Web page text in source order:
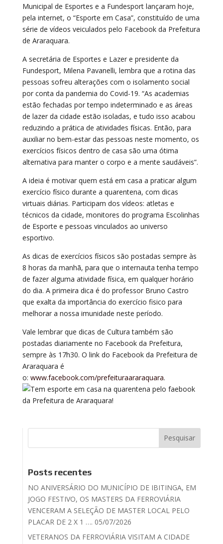
Municipal de Esportes e a Fundesport lançaram hoje,
pela internet, o “Esporte em Casa”, constituído de uma
série de vídeos veiculados pelo Facebook da Prefeitura
de Araraquara.
A secretária de Esportes e Lazer e presidente da
Fundesport, Milena Pavanelli, lembra que a rotina das
pessoas sofreu alterações com o isolamento social
por conta da pandemia do Covid-19. “As academias
estão fechadas por tempo indeterminado e as áreas
de lazer da cidade estão isoladas, e tudo isso acabou
reduzindo a prática de atividades físicas. Então, para
auxiliar no bem-estar das pessoas neste momento, os
exercícios físicos dentro de casa são uma ótima
alternativa para manter o corpo e a mente saudáveis”.
A ideia é motivar quem está em casa a praticar algum
exercício físico durante a quarentena, com dicas
virtuais diárias. Participam dos vídeos: atletas e
técnicos da cidade, monitores do programa Escolinhas
de Esporte e pessoas vinculados ao universo
esportivo.
As dicas de exercícios físicos são postadas sempre às
8 horas da manhã, para que o internauta tenha tempo
de fazer alguma atividade física, em qualquer horário
do dia. A primeira dica é do professor Bruno Castro
que exalta da importância do exercício fisico para
melhorar a nossa imunidade neste período.
Vale lembrar que dicas de Cultura também são
postadas diariamente no Facebook da Prefeitura,
sempre às 17h30. O link do Facebook da Prefeitura de
Araraquara é
o: www.facebook.com/prefeituraararaquara.
Posts recentes
NO ANIVERSÁRIO DO MUNICÍPIO DE IBITINGA, EM
JOGO FESTIVO, OS MASTERS DA FERROVIÁRIA
VENCERAM A SELEÇÃO DE MASTER LOCAL PELO
PLACAR DE 2 X 1 …. 05/07/2026
VETERANOS DA FERROVIÁRIA VISITAM A CIDADE